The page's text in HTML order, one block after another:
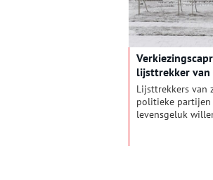
lijsttrekker van
Lijsttrekkers van
politieke
levensgeluk